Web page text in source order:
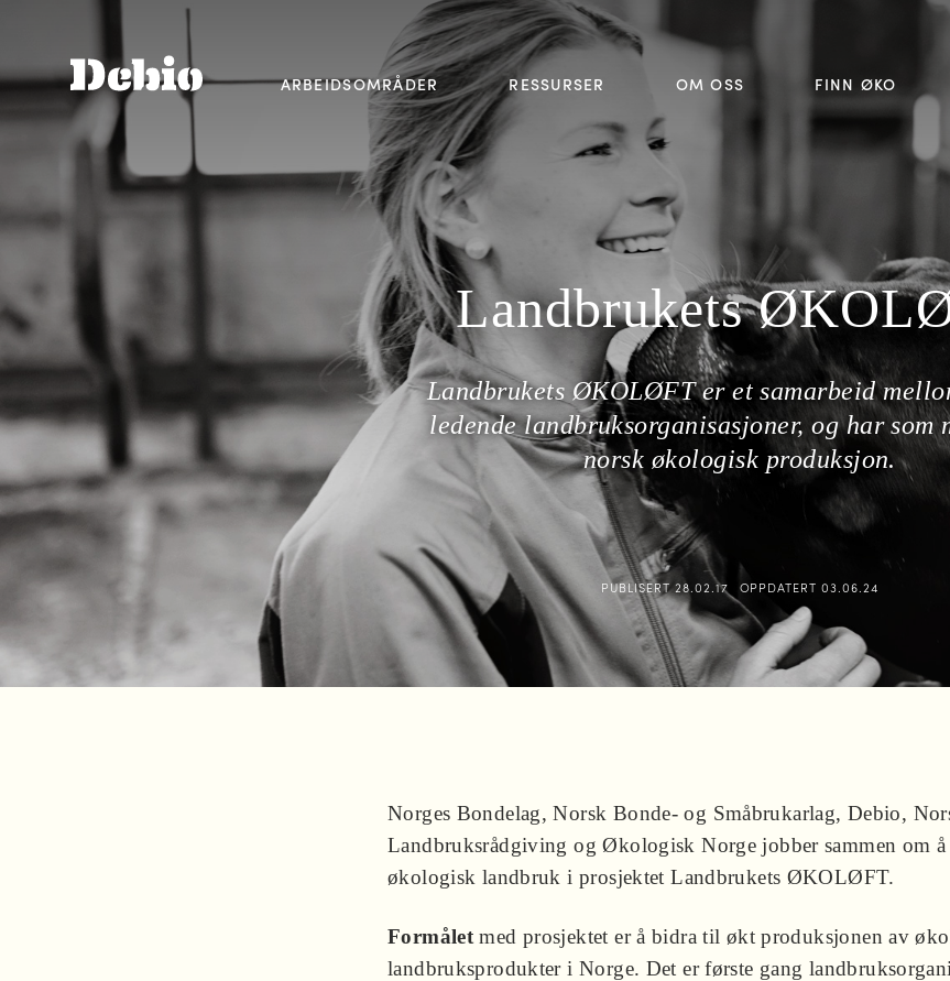
ARBEIDSOMRÅDER RESSURSER OM OSS FINN ØKO
Landbrukets
Landbrukets ØKOLØFT er et samarbeid
ledende landbruksorganisasjoner, og har som
norsk økologisk produksjon.
PUBLISERT28.02.17 OPPDATERT03.06.24
Norges Bondelag, Norsk Bonde- og Småbrukarlag, Debio,
Landbruksrådgiving og Økologisk Norge jobber sammen om
økologisk landbruk i prosjektet Landbrukets ØKOLØFT.
Formålet med prosjektet er å bidra til økt produksjonen av
landbruksprodukter i Norge. Det er første gang